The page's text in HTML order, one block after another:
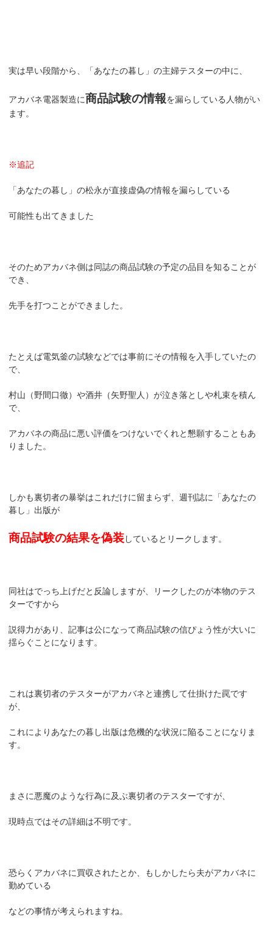
実は早い段階から、「あなたの暮し」の主婦テスターの中に、
アカバネ電器製造に商品試験の情報を漏らしている人物がい
ます。
※追記
「あなたの暮し」の松永が直接虚偽の情報を漏らしている
可能性も出てきました
そのためアカバネ側は同誌の商品試験の予定の品目を知ることが
でき、
先手を打つことができました。
たとえば電気釜の試験などでは事前にその情報を入手していたの
で、
村山（野間口徹）や酒井（矢野聖人）が泣き落としや札束を積ん
で、
アカバネの商品に悪い評価をつけないでくれと懇願することもあ
りました。
しかも裏切者の暴挙はこれだけに留まらず、週刊誌に「あなたの
暮し」出版が
商品試験の結果を偽装しているとリークします。
同社はでっち上げだと反論しますが、リークしたのが本物のテス
ターですから
説得力があり、記事は公になって商品試験の信ぴょう性が大いに
揺らぐことになります。
これは裏切者のテスターがアカバネと連携して仕掛けた罠です
が、
これによりあなたの暮し出版は危機的な状況に陥ることになりま
す。
まさに悪魔のような行為に及ぶ裏切者のテスターですが、
現時点ではその詳細は不明です。
恐らくアカバネに買収されたとか、もしかしたら夫がアカバネに
勤めている
などの事情が考えられますね。